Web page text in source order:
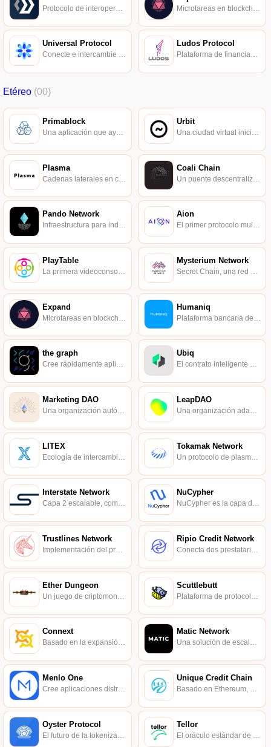
Protocolo de interoperabilidad blockchain de capa 2.
Universal Protocol
Conecte e intercambie activos digitales.
Ludos Protocol
Plataforma de financiación, desarrollo y operación de juegos, que combina Ethereum y su propia cadena lateral.
Etéreo (00)
Primablock
Una aplicación que ayuda al crowdfunding de tokens Ethereum.
Urbit
Una ciudad virtual iniciada por el informático Curtis Yarvin.
Plasma
Cadenas laterales en capas para Ethereum coescritas por Joseph Poon y Vitalik Buterin.
Coali Chain
Pando Network
Infraestructura para industrias creativas distribuidas.
Aion
El primer protocolo multicadena de nivel empresarial del mundo.
PlayTable
La primera videoconsola del mundo impulsada por blockchain.
Mysterium Network
Secret Chain, una red de código abierto que permite a cualquier persona arrendar tráfico de red no utilizado, proporcionando una conexión segura.
Expand Humaniq
the graph
Cree rápidamente aplicaciones descentralizadas en Ethereum e IPFS usando GraphQL.
Ubiq
El contrato inteligente global automatizado proviene de la bifurcación dura de Ethereum.
Marketing DAO
Una organización autónoma descentralizada enfocada en la promoción de la marca.
LeapDAO
Una organización adaptativa para resolver el problema de escalabilidad de Ethereum.
LITEX Tokamak Network
Interstate Network
Capa 2 escalable, componible y no administrada.
NuCypher
NuCypher es la capa de privacidad de Ethereum.
Trustlines Network
Implementación del protocolo Ripple en Ethereum.
Ripio Credit Network
Conecta dos prestatarios de crédito en el mundo.
Ether Dungeon Scuttlebutt
Connext
Basado en la expansión de la segunda capa, ayuda a los proyectos de Ethereum a comerciar rápidamente.
Matic Network
Una solución de escalado de alto rendimiento para Ethereum basada en Plasma.
Menlo One
Cree aplicaciones distribuidas a la velocidad de las aplicaciones web tradicionales.
Unique Credit Chain
Basado en Ethereum, una solución de transacción confiable y controlable.
Oyster Protocol Tellor